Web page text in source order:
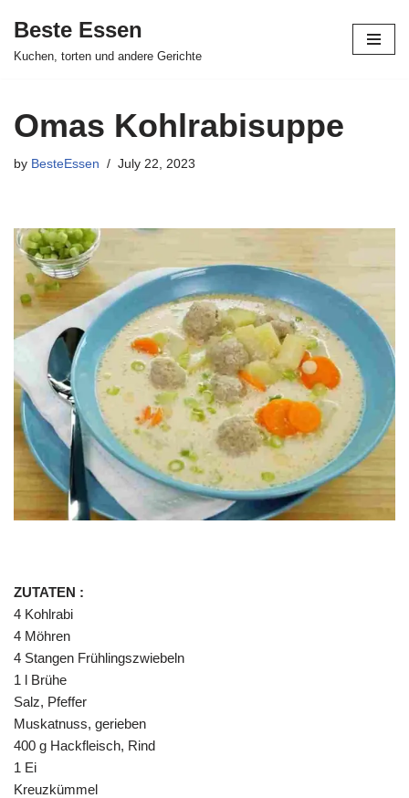
Skip
Beste Essen
Kuchen, torten und andere Gerichte
Omas Kohlrabisuppe
by BesteEssen July 22, 2023
ZUTATEN :
4 Kohlrabi
4 Möhren
4 Stangen Frühlingszwiebeln
1 l Brühe
Salz, Pfeffer
Muskatnuss, gerieben
400 g Hackfleisch, Rind
1 Ei
Kreuzkümmel